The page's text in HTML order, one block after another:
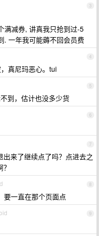
3
满减券, 讲真我只抢到过-5
. 一年我可能薅不回会员费
4
真尼玛恶心。tui
5
到，估计也没多少货
6
7
来了继续点了吗？点进去之
8
要一直在那个页面点
9